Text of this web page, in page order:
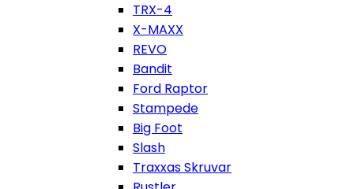
TRX-4
X-MAXX
REVO
Bandit
Ford Raptor
Stampede
Big Foot
Slash
Traxxas Skruvar